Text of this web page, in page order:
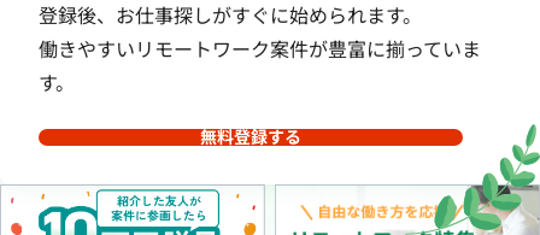
登録後、お仕事探しがすぐに始められます。
働きやすいリモートワーク案件が豊富に揃っていま
す。
無料登録する